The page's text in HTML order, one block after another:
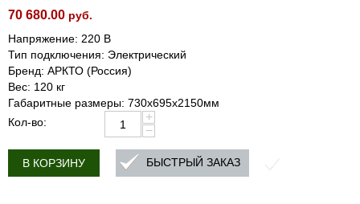
70 680.00 руб.
Напряжение: 220 В
Тип подключения: Электрический
Бренд: АРКТО (Россия)
Вес: 120 кг
Габаритные размеры: 730х695х2150мм
Кол-во:
+
−
В КОРЗИНУ БЫСТРЫЙ ЗАКАЗ